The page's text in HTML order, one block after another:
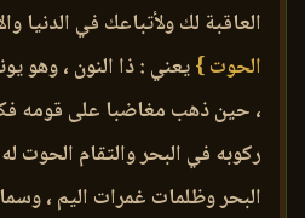
العاقبة لك ولأتباعك في الدنيا
الحوت }يعني : ذا النون ، وهو
، حين ذهب مغاضبا على قومه
ركوبه في البحر والتقام الحوت
البحر وظلمات غمرات اليم ،